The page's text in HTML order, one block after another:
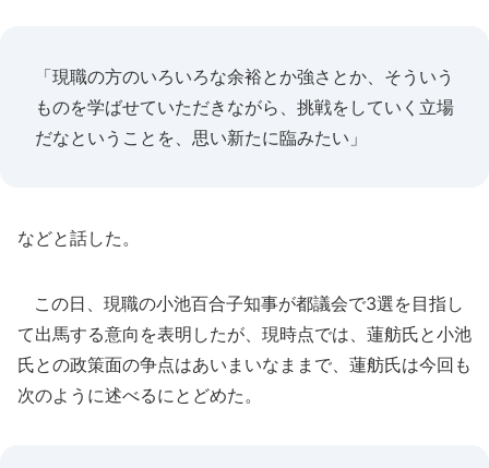
「現職の方のいろいろな余裕とか強さとか、そういう
ものを学ばせていただきながら、挑戦をしていく立場
だなということを、思い新たに臨みたい」
などと話した。
この日、現職の小池百合子知事が都議会で3選を目指し
て出馬する意向を表明したが、現時点では、蓮舫氏と小池
氏との政策面の争点はあいまいなままで、蓮舫氏は今回も
次のように述べるにとどめた。